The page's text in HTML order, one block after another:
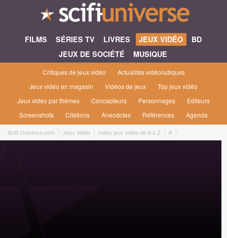
FILMS SÉRIES TV LIVRES JEUX VIDÉO
BD
JEUX DE SOCIÉTÉ
MUSIQUE
Critiques de jeux vidéo
Actualités vidéoludiques
Jeux vidéo en magasin
Vidéos de jeux
Top jeux vidéo
Jeux vidéo par thèmes
Concepteurs Personnages
Editeurs
Screenshots
Citations Anecdotes Références Agenda
Scifi-Universe.com Jeux Vidéo Index jeux vidéo de A à Z K